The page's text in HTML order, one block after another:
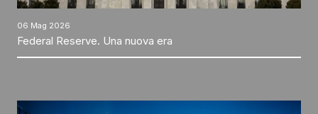
06 Mag 2026
Federal Reserve. Una nuova era